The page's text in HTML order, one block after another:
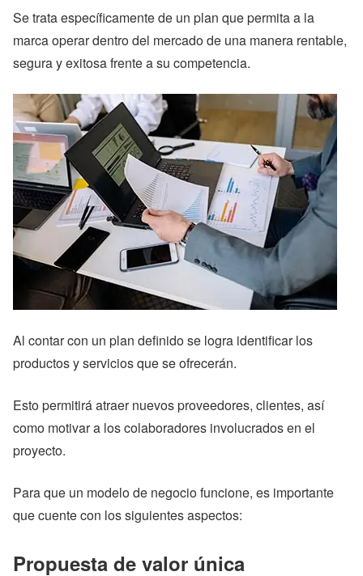
Se trata específicamente de un plan que permita a la
marca operar dentro del mercado de una manera rentable,
segura y exitosa frente a su competencia.
Al contar con un plan definido se logra identificar los
productos y servicios que se ofrecerán.
Esto permitirá atraer nuevos proveedores, clientes, así
como motivar a los colaboradores involucrados en el
proyecto.
Para que un modelo de negocio funcione, es importante
que cuente con los siguientes aspectos:
Propuesta de valor única